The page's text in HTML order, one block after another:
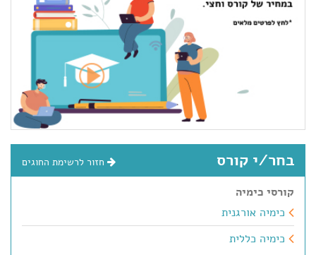
בחר/י קורס חזור לרשימת החוגים
קורסי כימיה
כימיה אורגנית
כימיה כללית